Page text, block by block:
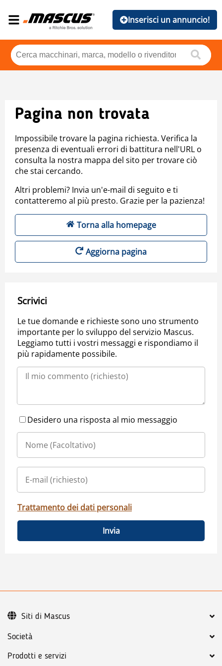
Inserisci un annuncio!
Pagina non trovata
Impossibile trovare la pagina richiesta. Verifica la
presenza di eventuali errori di battitura nell'URL o
consulta la nostra mappa del sito per trovare ciò
che stai cercando.
Altri problemi? Invia un'e-mail di seguito e ti
contatteremo al più presto. Grazie per la pazienza!
Torna alla homepage
Aggiorna pagina
Scrivici
Le tue domande e richieste sono uno strumento
importante per lo sviluppo del servizio Mascus.
Leggiamo tutti i vostri messaggi e rispondiamo il
più rapidamente possibile.
Desidero una risposta al mio messaggio
Trattamento dei dati personali
Invia
Società
Prodotti e servizi
Siti di Mascus